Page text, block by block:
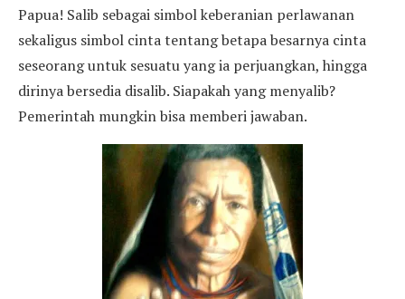
Papua! Salib sebagai simbol keberanian perlawanan
sekaligus simbol cinta tentang betapa besarnya cinta
seseorang untuk sesuatu yang ia perjuangkan, hingga
dirinya bersedia disalib. Siapakah yang menyalib?
Pemerintah mungkin bisa memberi jawaban.